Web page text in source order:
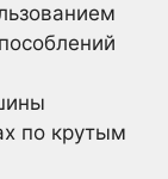
по крутым